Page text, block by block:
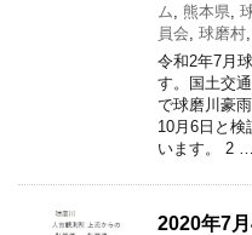
ム
熊本県
員会 球磨村
令和2年7月
す。国土交
で球磨川豪
10月6日と検
います。 2 …
2020年7